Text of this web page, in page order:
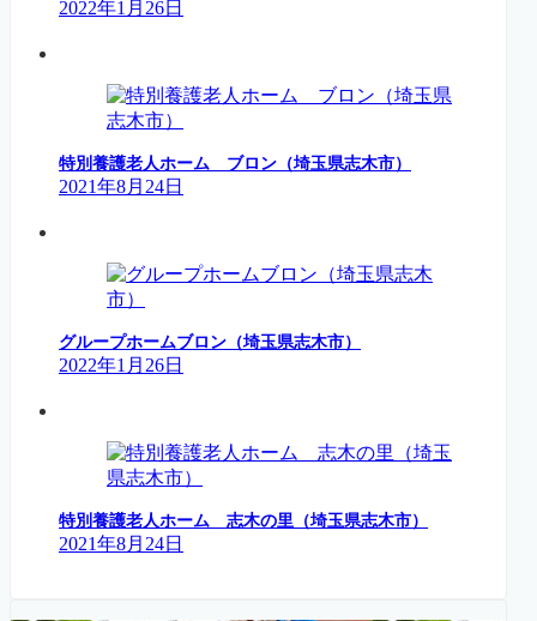
2022年1月26日
特別養護老人ホーム ブロン（埼玉県志木市）
2021年8月24日
グループホームブロン（埼玉県志木市）
2022年1月26日
特別養護老人ホーム 志木の里（埼玉県志木市）
2021年8月24日